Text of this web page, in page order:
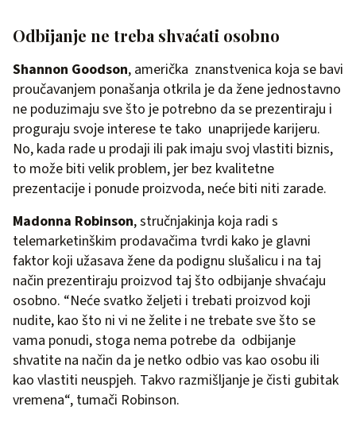
Odbijanje ne treba shvaćati osobno
Shannon Goodson, američka znanstvenica koja se bavi
proučavanjem ponašanja otkrila je da žene jednostavno
ne poduzimaju sve što je potrebno da se prezentiraju i
proguraju svoje interese te tako unaprijede karijeru.
No, kada rade u prodaji ili pak imaju svoj vlastiti biznis,
to može biti velik problem, jer bez kvalitetne
prezentacije i ponude proizvoda, neće biti niti zarade.
Madonna Robinson, stručnjakinja koja radi s
telemarketinškim prodavačima tvrdi kako je glavni
faktor koji užasava žene da podignu slušalicu i na taj
način prezentiraju proizvod taj što odbijanje shvaćaju
osobno. “Neće svatko željeti i trebati proizvod koji
nudite, kao što ni vi ne želite i ne trebate sve što se
vama ponudi, stoga nema potrebe da odbijanje
shvatite na način da je netko odbio vas kao osobu ili
kao vlastiti neuspjeh. Takvo razmišljanje je čisti gubitak
vremena“, tumači Robinson.